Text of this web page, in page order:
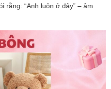
rằng: “Anh luôn ở đây” – âm